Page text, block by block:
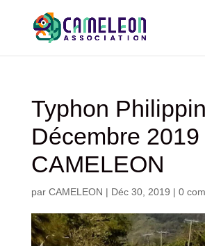
Typhon
Décembre 2019
CAMELEON
par CAMELEON | Déc 30, 2019 | 0